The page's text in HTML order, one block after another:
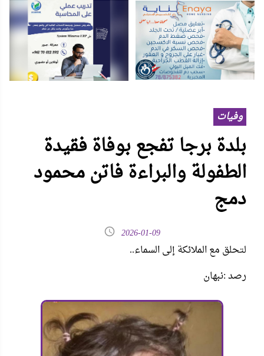
وفيات
بلدة برجا تفجع بوفاة فقيدة
الطفولة والبراءة فاتن محمود
دمج
2026-01-09
لتحلق مع الملائكة إلى السماء..
رصد :نبهان